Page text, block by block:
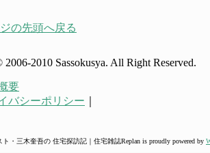
の先頭へ戻る
2010 Sassokusya. All Right Reserved.
要
バシーポリシー
・三木奎吾の 住宅探訪記｜住宅雑誌Replan is proudly powered by